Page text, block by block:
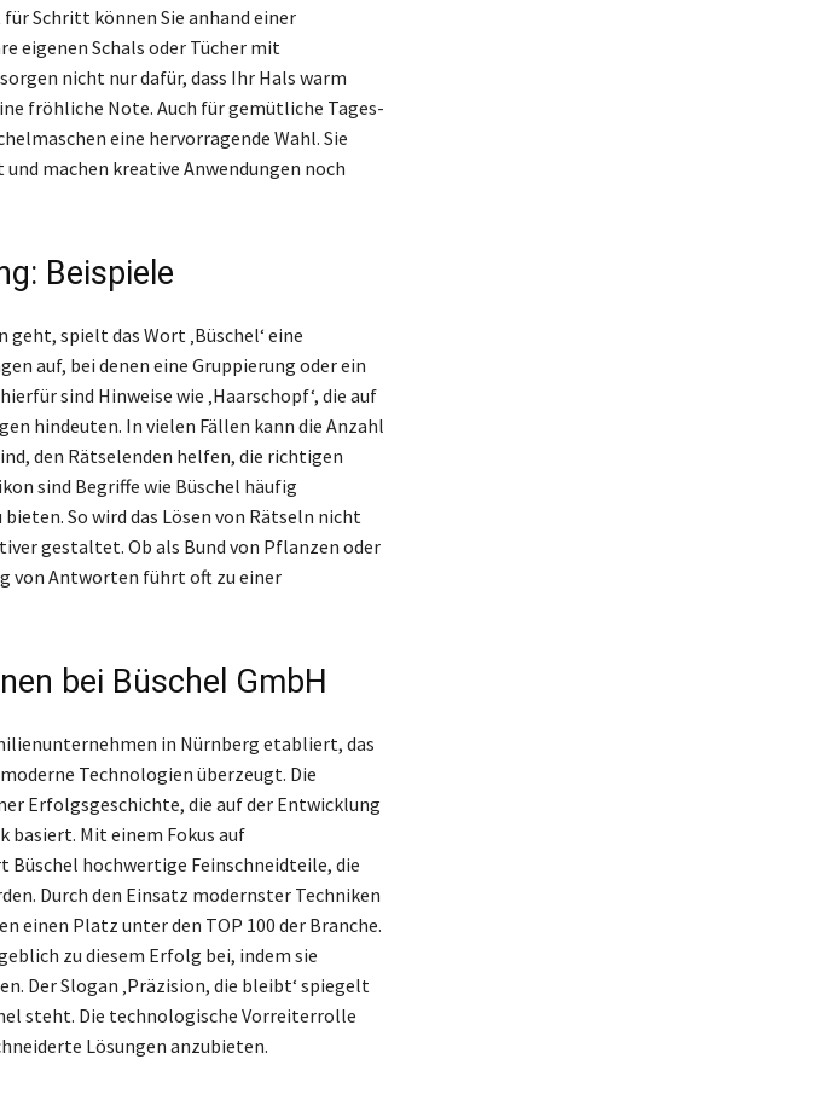
Schritt können Sie anhand einer
eigenen Schals oder Tücher mit
nicht nur dafür, dass Ihr Hals warm
fröhliche Note. Auch für gemütliche Tages-
eine hervorragende Wahl. Sie
machen kreative Anwendungen noch
Beispiele
spielt das Wort ‚Büschel‘ eine
auf, bei denen eine Gruppierung oder ein
sind Hinweise wie ‚Haarschopf‘, die auf
hindeuten. In vielen Fällen kann die Anzahl
den Rätselenden helfen, die richtigen
sind Begriffe wie Büschel häufig
So wird das Lösen von Rätseln nicht
gestaltet. Ob als Bund von Pflanzen oder
von Antworten führt oft zu einer
bei Büschel GmbH
in Nürnberg etabliert, das
Technologien überzeugt. Die
Erfolgsgeschichte, die auf der Entwicklung
basiert. Mit einem Fokus auf
hochwertige Feinschneidteile, die
Durch den Einsatz modernster Techniken
einen Platz unter den TOP 100 der Branche.
zu diesem Erfolg bei, indem sie
Der Slogan ‚Präzision, die bleibt‘ spiegelt
steht. Die technologische Vorreiterrolle
Lösungen anzubieten.